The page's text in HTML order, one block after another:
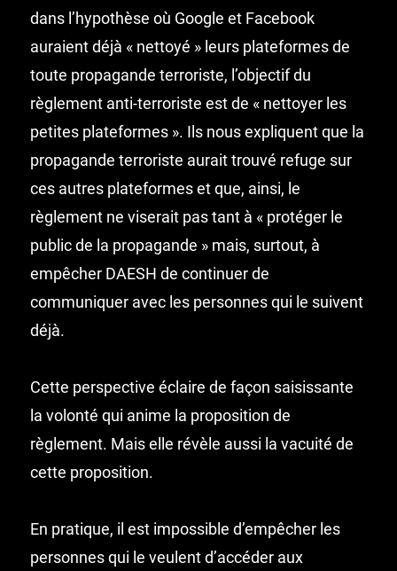
dans l’hypothèse où Google et Facebook
auraient déjà « nettoyé » leurs plateformes de
toute propagande terroriste, l’objectif du
règlement anti-terroriste est de « nettoyer les
petites plateformes ». Ils nous expliquent que la
propagande terroriste aurait trouvé refuge sur
ces autres plateformes et que, ainsi, le
règlement ne viserait pas tant à « protéger le
public de la propagande » mais, surtout, à
empêcher DAESH de continuer de
communiquer avec les personnes qui le suivent
déjà.
Cette perspective éclaire de façon saisissante
la volonté qui anime la proposition de
règlement. Mais elle révèle aussi la vacuité de
cette proposition.
En pratique, il est impossible d’empêcher les
personnes qui le veulent d’accéder aux